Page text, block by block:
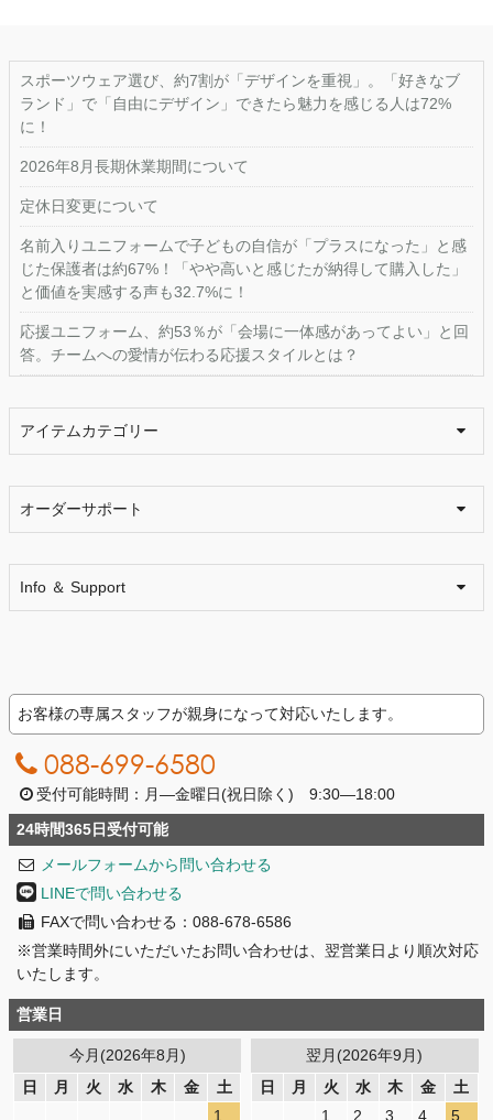
スポーツウェア選び、約7割が「デザインを重視」。「好きなブ
ランド」で「自由にデザイン」できたら魅力を感じる人は72%
に！
2026年8月長期休業期間について
定休日変更について
名前入りユニフォームで子どもの自信が「プラスになった」と感
じた保護者は約67%！「やや高いと感じたが納得して購入した」
と価値を実感する声も32.7%に！
応援ユニフォーム、約53％が「会場に一体感があってよい」と回
答。チームへの愛情が伝わる応援スタイルとは？
アイテムカテゴリー
オーダーサポート
Info ＆ Support
お客様の専属スタッフが親身になって対応いたします。
088-699-6580
受付可能時間：月―金曜日(祝日除く) 9:30―18:00
24時間365日受付可能
メールフォームから問い合わせる
LINEで問い合わせる
FAXで問い合わせる：088-678-6586
※営業時間外にいただいたお問い合わせは、翌営業日より順次対応
いたします。
営業日
今月(2026年8月)
日
月 火 水 木 金
土
1
翌月(2026年9月)
日
月 火 水 木 金
土
1
2 3 4 5